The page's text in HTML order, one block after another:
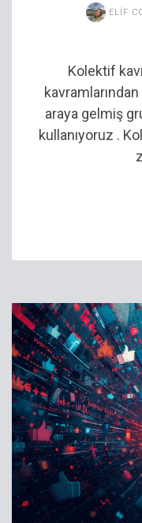
ELIF
Kolektif
araya gelmiş
kullanıyoruz .